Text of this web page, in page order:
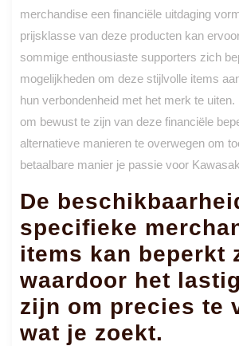
merchandise een financiële uitdaging
prijsklasse van deze producten kan
sommige enthousiaste supporters zich
mogelijkheden om deze stijlvolle items
hun verbondenheid met het merk te uiten.
om bewust te zijn van deze financiële
alternatieve manieren te overwegen om
betaalbare manier je passie voor
De
specifieke
items kan beperkt
waardoor het
zijn om precies te
wat je zoekt.